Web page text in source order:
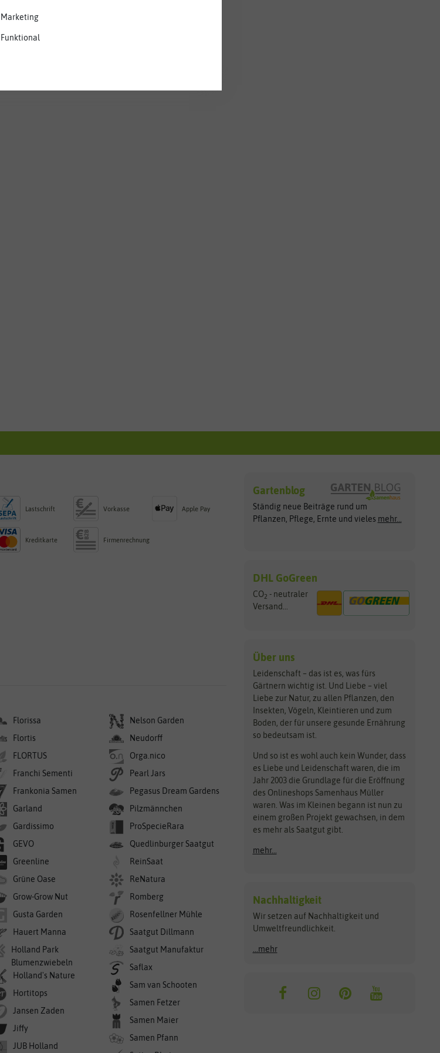
Lastschrift Vorkasse Apple Pay
Kreditkarte Firmenrechnung
Florissa
Flortis
FLORTUS
Franchi Sementi
Frankonia Samen
Garland
Gardissimo
GEVO
Greenline
Grüne Oase
Grow-Grow Nut
Gusta Garden
Hauert Manna
Holland Park
Blumenzwiebeln
Holland's Nature
Hortitops
Jansen Zaden
Jiffy
JUB Holland
Nelson Garden
Neudorff
Orga.nico
Pearl Jars
Pegasus Dream Gardens
Pilzmännchen
ProSpecieRara
Quedlinburger Saatgut
ReinSaat
ReNatura
Romberg
Rosenfellner Mühle
Saatgut Dillmann
Saatgut Manufaktur
Saflax
Sam van Schooten
Samen Fetzer
Samen Maier
Samen Pfann
Gartenblog
Ständig neue Beiträge rund um
Pflanzen, Pflege, Ernte und vieles mehr...
DHL GoGreen
CO2 - neutraler
Versand...
Über uns
Leidenschaft – das ist es, was fürs
Gärtnern wichtig ist. Und Liebe – viel
Liebe zur Natur, zu allen Pflanzen, den
Insekten, Vögeln, Kleintieren und zum
Boden, der für unsere gesunde Ernährung
so bedeutsam ist.
Und so ist es wohl auch kein Wunder, dass
es Liebe und Leidenschaft waren, die im
Jahr 2003 die Grundlage für die Eröffnung
des Onlineshops Samenhaus Müller
waren. Was im Kleinen begann ist nun zu
einem großen Projekt gewachsen, in dem
es mehr als Saatgut gibt.
mehr...
Nachhaltigkeit
Wir setzen auf Nachhaltigkeit und
Umweltfreundlichkeit.
...mehr
Marketing
Funktional